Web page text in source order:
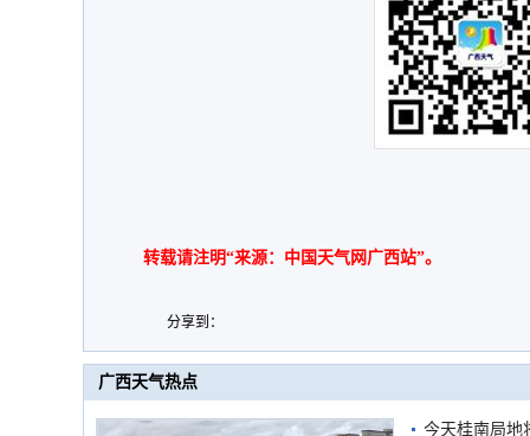
转载请注明“来源：中国天气网广西站”。
分享到：
广西天气热点
今天桂南局地